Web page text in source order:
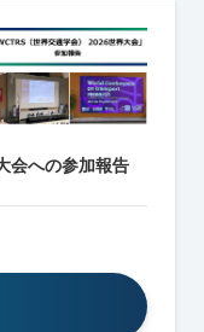
会への参加報告